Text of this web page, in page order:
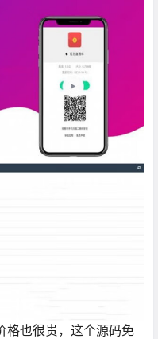
格也很贵，这个源码免